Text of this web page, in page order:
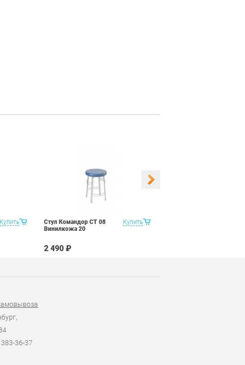
Купить Купить
Стул Командор СТ 08
Винилкожа 20
2 490 ₽
36-37